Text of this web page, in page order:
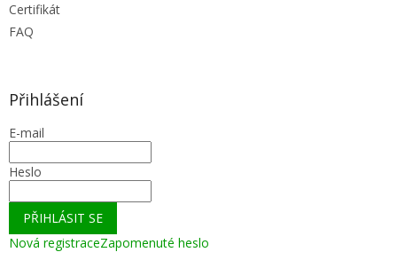
Certifikát
FAQ
Přihlášení
E-mail
Heslo
PŘIHLÁSIT SE
Nová registraceZapomenuté heslo